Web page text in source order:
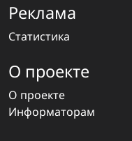
Реклама
Статистика
О проекте
О проекте
Информаторам